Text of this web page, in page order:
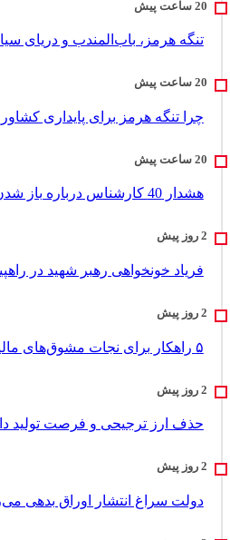
تنگه هرمز، باب‌المندب و دریای
چرا تنگه هرمز برای پایداری
هشدار 40 کارشناس درباره باز شدن تنگه هرمز
فریاد خونخواهی رهبر شهید در
۵ راهکار برای نجات مشوق‌های مالیاتی از رانت و فساد
حذف ارز ترجیحی و فرصت تولید
دولت سراغ انتشار اوراق بدهی